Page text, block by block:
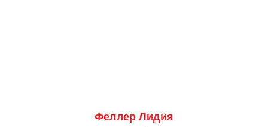
Феллер Лидия